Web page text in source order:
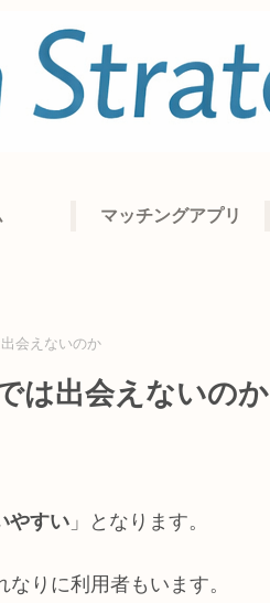
マッチングアプリ
会えないのか
は出会えないのか
やすい 」となります。
りに利用者もいます。